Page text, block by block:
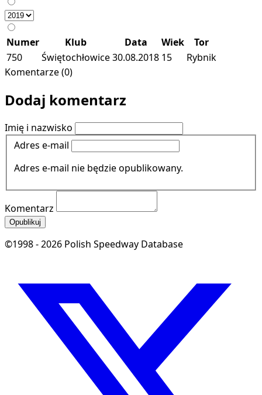
Numer Klub Data Wiek
Tor
750
Świętochłowice30.08.2018 15
Rybnik
Komentarze (0)
Dodaj komentarz
Imię i nazwisko
Adres e-mail
Adres e-mail nie będzie opublikowany.
Komentarz
Opublikuj
©1998 - 2026 Polish Speedway Database